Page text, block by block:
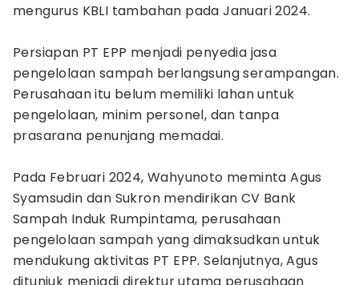
mengurus KBLI tambahan pada Januari 2024.
Persiapan PT EPP menjadi penyedia jasa
pengelolaan sampah berlangsung serampangan.
Perusahaan itu belum memiliki lahan untuk
pengelolaan, minim personel, dan tanpa
prasarana penunjang memadai.
Pada Februari 2024, Wahyunoto meminta Agus
Syamsudin dan Sukron mendirikan CV Bank
Sampah Induk Rumpintama, perusahaan
pengelolaan sampah yang dimaksudkan untuk
mendukung aktivitas PT EPP. Selanjutnya, Agus